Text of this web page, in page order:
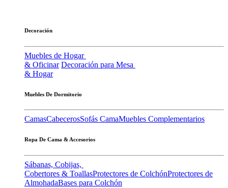
Decoración
Muebles de Hogar
& Oficinar Decoración para Mesa
& Hogar
Muebles De Dormitorio
CamasCabecerosSofás CamaMuebles Complementarios
Ropa De Cama & Accesorios
Sábanas, Cobijas,
Cobertores & ToallasProtectores de ColchónProtectores de
AlmohadaBases para Colchón